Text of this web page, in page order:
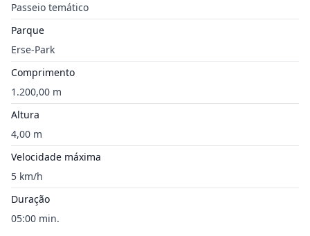
Passeio temático
Parque
Erse-Park
Comprimento
1.200,00 m
Altura
4,00 m
Velocidade máxima
5 km/h
Duração
05:00 min.